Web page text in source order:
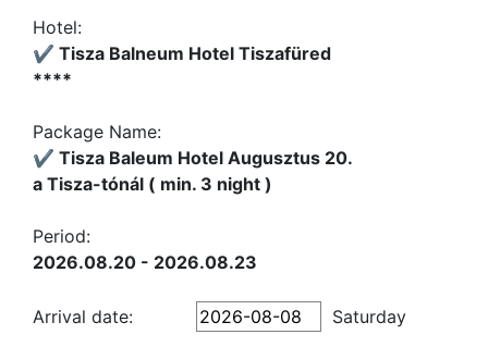
Hotel:
✔️ Tisza Balneum Hotel Tiszafüred
****
Package Name:
✔️ Tisza Baleum Hotel Augusztus 20.
a Tisza-tónál ( min. 3 night )
Period:
2026.08.20 - 2026.08.23
Arrival date: Saturday